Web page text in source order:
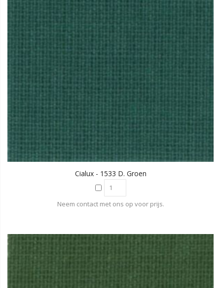
Cialux - 1533 D. Groen
Neem contact met ons op voor prijs.